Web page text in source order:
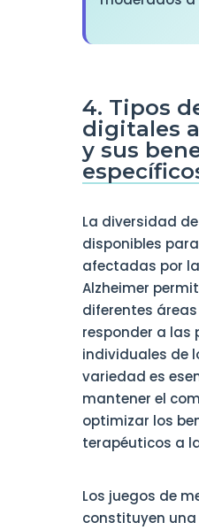
4. Tipos
digitales
y sus
La diversidad
disponibles
afectadas por
Alzheimer
diferentes
responder a las
individuales de
variedad es
mantener el
optimizar los
terapéuticos a
Los juegos de
constituyen